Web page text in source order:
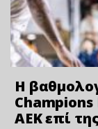
Η
Champions
ΑΕΚ επί